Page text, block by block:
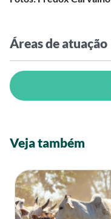
Áreas de atuação
Veja também